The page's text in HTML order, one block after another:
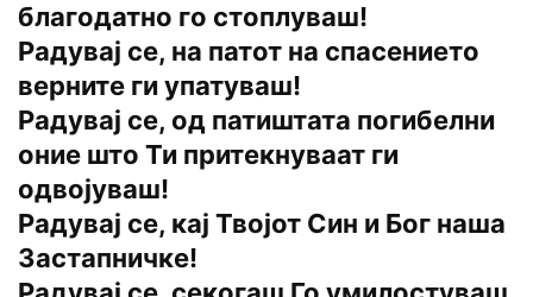
благодатно го стоплуваш!
Радувај се, на патот на спасението
верните ги упатуваш!
Радувај се, од патиштата погибелни
оние што Ти притекнуваат ги
одвојуваш!
Радувај се, кај Твојот Син и Бог наша
Застапничке!